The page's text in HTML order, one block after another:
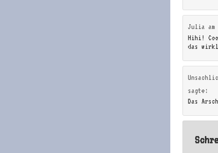
Julia am
Hihi!
das
sagte:
Das